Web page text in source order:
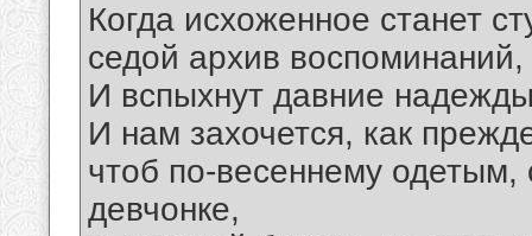
Когда исхоженное станет
седой архив
И вспыхнут давние
И нам захочется, как
чтоб по-весеннему одетым,
девчонке,